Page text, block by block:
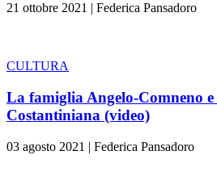
21 ottobre 2021 | Federica Pansadoro
CULTURA
La famiglia Angelo-Comneno e
Costantiniana (video)
03 agosto 2021 | Federica Pansadoro